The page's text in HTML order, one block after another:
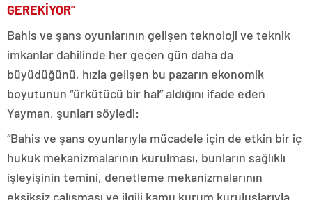
GEREKİYOR”
Bahis ve şans oyunlarının gelişen teknoloji ve teknik
imkanlar dahilinde her geçen gün daha da
büyüdüğünü, hızla gelişen bu pazarın ekonomik
boyutunun “ürkütücü bir hal” aldığını ifade eden
Yayman, şunları söyledi:
“Bahis ve şans oyunlarıyla mücadele için de etkin bir iç
hukuk mekanizmalarının kurulması, bunların sağlıklı
işleyişinin temini, denetleme mekanizmalarının
eksiksiz çalışması ve ilgili kamu kurum kuruluşlarıyla